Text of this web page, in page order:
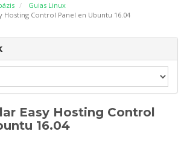
Guias Linux
Hosting Control Panel en Ubuntu 16.04
Easy Hosting Control
16.04